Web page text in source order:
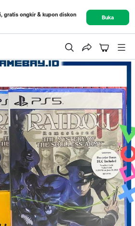
gratis ongkir & kupon diskon
Buka